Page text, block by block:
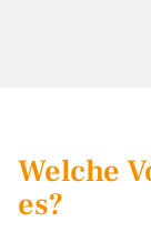
Welche
es?